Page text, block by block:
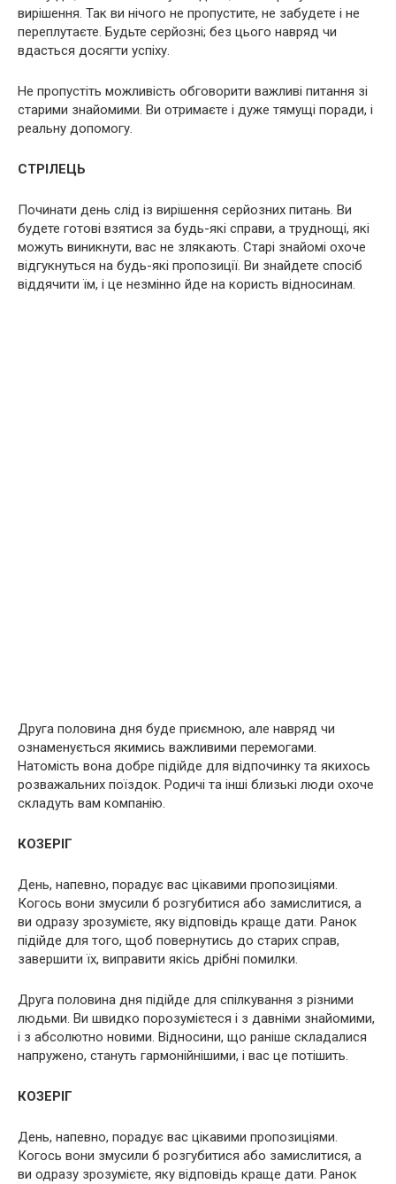
вирішення. Так ви нічого не пропустите, не забудете і не
переплутаєте. Будьте серйозні; без цього навряд чи
вдасться досягти успіху.
Не пропустіть можливість обговорити важливі питання зі
старими знайомими. Ви отримаєте і дуже тямущі поради, і
реальну допомогу.
СТРІЛЕЦЬ
Починати день слід із вирішення серйозних питань. Ви
будете готові взятися за будь-які справи, а труднощі, які
можуть виникнути, вас не злякають. Старі знайомі охоче
відгукнуться на будь-які пропозиції. Ви знайдете спосіб
віддячити їм, і це незмінно йде на користь відносинам.
Друга половина дня буде приємною, але навряд чи
ознаменується якимись важливими перемогами.
Натомість вона добре підійде для відпочинку та якихось
розважальних поїздок. Родичі та інші близькі люди охоче
складуть вам компанію.
КОЗЕРІГ
День, напевно, порадує вас цікавими пропозиціями.
Когось вони змусили б розгубитися або замислитися, а
ви одразу зрозумієте, яку відповідь краще дати. Ранок
підійде для того, щоб повернутись до старих справ,
завершити їх, виправити якісь дрібні помилки.
Друга половина дня підійде для спілкування з різними
людьми. Ви швидко порозумієтеся і з давніми знайомими,
і з абсолютно новими. Відносини, що раніше складалися
напружено, стануть гармонійнішими, і вас це потішить.
КОЗЕРІГ
День, напевно, порадує вас цікавими пропозиціями.
Когось вони змусили б розгубитися або замислитися, а
ви одразу зрозумієте, яку відповідь краще дати. Ранок